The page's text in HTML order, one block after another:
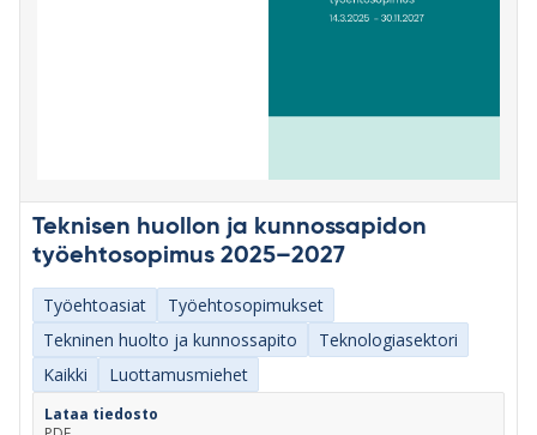
Teknisen huollon ja kunnossapidon
työehtosopimus 2025–2027
Työehtoasiat
Työehtosopimukset
Tekninen huolto ja kunnossapito
Teknologiasektori
Kaikki
Luottamusmiehet
Lataa tiedosto